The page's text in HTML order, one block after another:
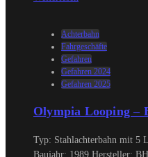
Achterbahn
Fahrgeschäfte
Gefahren
Gefahren 2024
Gefahren 2025
Olympia Looping –
Typ: Stahlachterbahn mit 5
Baujahr: 1989 Hersteller: